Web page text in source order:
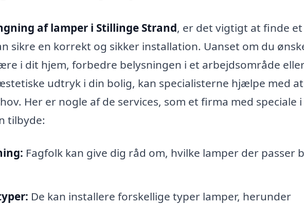
af lamper i Stillinge Strand, er det vigtigt at finde et
sikre en korrekt og sikker installation. Uanset om du
i dit hjem, forbedre belysningen i et arbejdsområde
udtryk i din bolig, kan specialisterne hjælpe med at
Her er nogle af de services, som et firma med speciale i
tilbyde:
Fagfolk kan give dig råd om, hvilke lamper der passer
De kan installere forskellige typer lamper, herunder